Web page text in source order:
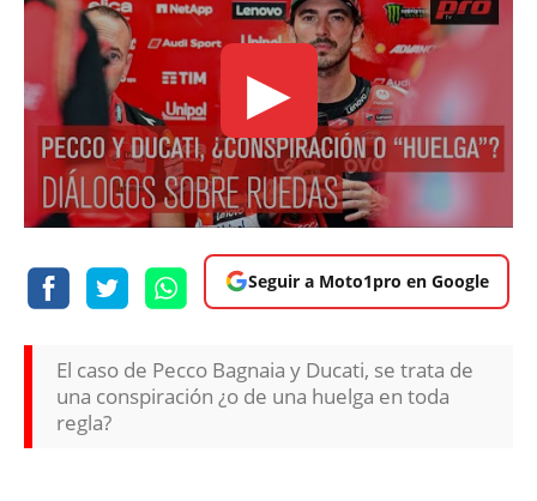
▶
Seguir a Moto1pro en Google
El caso de Pecco Bagnaia y Ducati, se trata de
una conspiración ¿o de una huelga en toda
regla?